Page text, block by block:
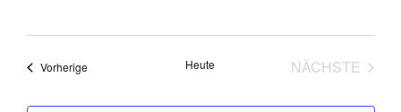
VorherigeVeranstaltungen Heute
NÄCHSTE